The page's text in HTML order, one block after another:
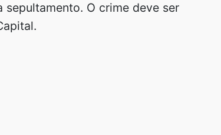
O crime deve ser